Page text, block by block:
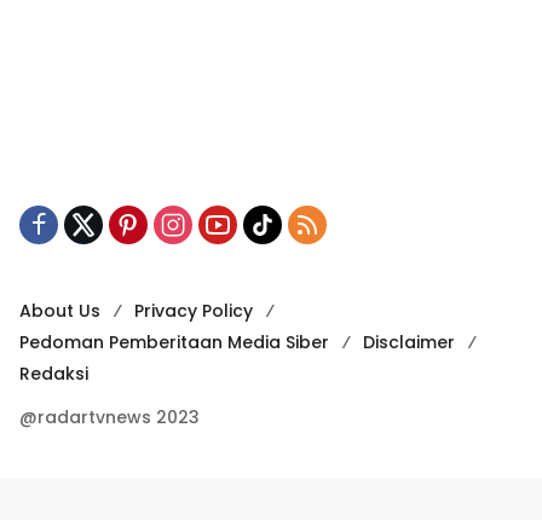
About Us
Privacy Policy
Pedoman Pemberitaan Media Siber
Disclaimer
Redaksi
@radartvnews 2023